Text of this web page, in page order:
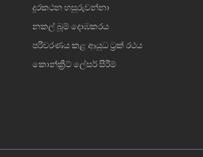
දුරකථන හසුරුවන්නා
නකල් බූම් දොඹකරය
පරිවරණය කළ ආයුධ ට්‍රක් රථය
කොන්ක්‍රීට් ලේසර් සීරීම්